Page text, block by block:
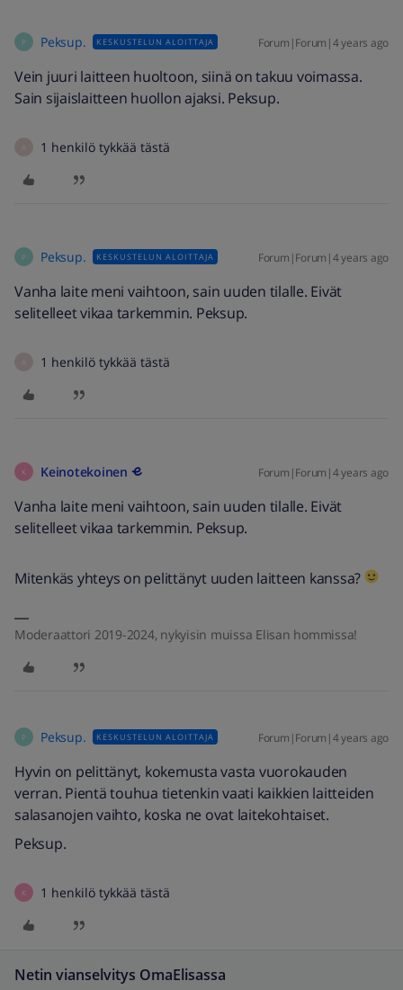
P Peksup. KESKUSTELUN ALOITTAJA Forum|Forum|4 years ago
Vein juuri laitteen huoltoon, siinä on takuu voimassa.
Sain sijaislaitteen huollon ajaksi. Peksup.
1 henkilö tykkää tästä
P Peksup. KESKUSTELUN ALOITTAJA Forum|Forum|4 years ago
Vanha laite meni vaihtoon, sain uuden tilalle. Eivät
selitelleet vikaa tarkemmin. Peksup.
1 henkilö tykkää tästä
K Keinotekoinen Forum|Forum|4 years ago
Vanha laite meni vaihtoon, sain uuden tilalle. Eivät
selitelleet vikaa tarkemmin. Peksup.
Mitenkäs yhteys on pelittänyt uuden laitteen kanssa? ​​​​​​​
Moderaattori 2019-2024, nykyisin muissa Elisan hommissa!
P Peksup. KESKUSTELUN ALOITTAJA Forum|Forum|4 years ago
Hyvin on pelittänyt, kokemusta vasta vuorokauden
verran. Pientä touhua tietenkin vaati kaikkien laitteiden
salasanojen vaihto, koska ne ovat laitekohtaiset.
Peksup.
K 1 henkilö tykkää tästä
Netin vianselvitys OmaElisassa